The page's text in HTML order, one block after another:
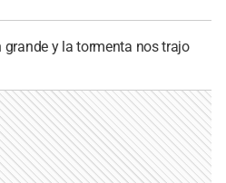
grande y la tormenta nos trajo